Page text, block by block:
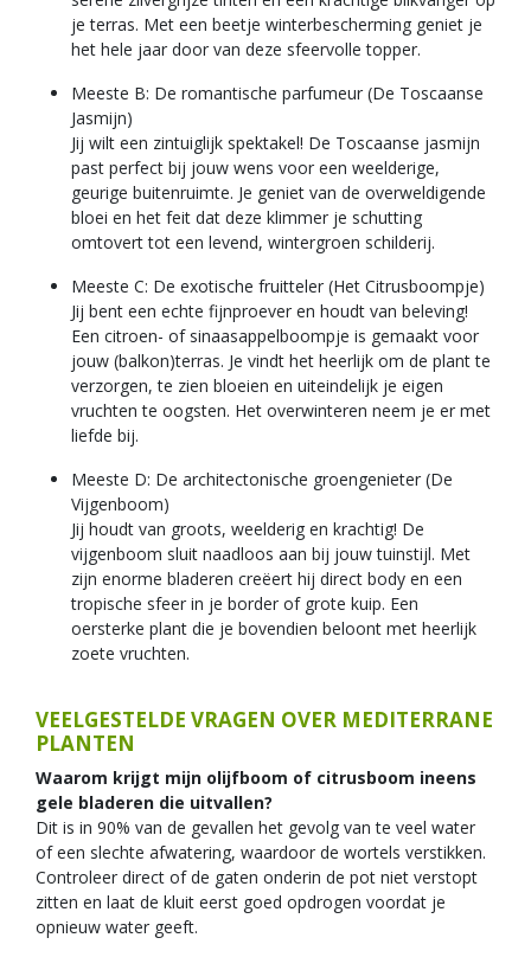
je terras. Met een beetje winterbescherming geniet je
het hele jaar door van deze sfeervolle topper.
Meeste B: De romantische parfumeur (De Toscaanse
Jasmijn)
Jij wilt een zintuiglijk spektakel! De Toscaanse jasmijn
past perfect bij jouw wens voor een weelderige,
geurige buitenruimte. Je geniet van de overweldigende
bloei en het feit dat deze klimmer je schutting
omtovert tot een levend, wintergroen schilderij.
Meeste C: De exotische fruitteler (Het Citrusboompje)
Jij bent een echte fijnproever en houdt van beleving!
Een citroen- of sinaasappelboompje is gemaakt voor
jouw (balkon)terras. Je vindt het heerlijk om de plant te
verzorgen, te zien bloeien en uiteindelijk je eigen
vruchten te oogsten. Het overwinteren neem je er met
liefde bij.
Meeste D: De architectonische groengenieter (De
Vijgenboom)
Jij houdt van groots, weelderig en krachtig! De
vijgenboom sluit naadloos aan bij jouw tuinstijl. Met
zijn enorme bladeren creëert hij direct body en een
tropische sfeer in je border of grote kuip. Een
oersterke plant die je bovendien beloont met heerlijk
zoete vruchten.
VEELGESTELDE VRAGEN OVER MEDITERRANE
PLANTEN
Waarom krijgt mijn olijfboom of citrusboom ineens
gele bladeren die uitvallen?
Dit is in 90% van de gevallen het gevolg van te veel water
of een slechte afwatering, waardoor de wortels verstikken.
Controleer direct of de gaten onderin de pot niet verstopt
zitten en laat de kluit eerst goed opdrogen voordat je
opnieuw water geeft.